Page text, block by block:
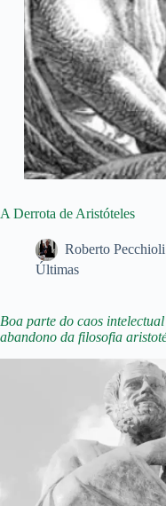
A Derrota de Aristóteles
Roberto Pecchioli
Últimas
Boa parte do caos
abandono da filosofia